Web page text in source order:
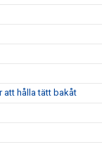
att hålla tätt bakåt